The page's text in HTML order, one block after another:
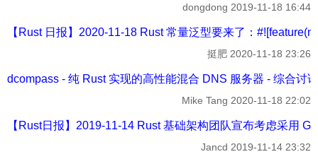
dongdong 2019-11-18 16:44
【Rust 日报】2020-11-18 Rust 常量泛型要来了：
挺肥 2020-11-18 23:26
dcompass - 纯 Rust 实现的高性能混合 DNS 服务器 - 综合讨
Mike Tang 2020-11-18 22:02
【Rust日报】2019-11-14 Rust 基础架构团队宣布考虑采用
Jancd 2019-11-14 23:32